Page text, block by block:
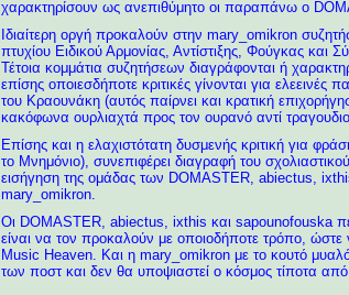
χαρακτηρίσουν ως ανεπιθύμητο οι παραπάνω o
Ιδιαίτερη οργή προκαλούν στην mary_omikron
πτυχίου Ειδικού Αρμονίας, Αντίστιξης, Φούγκας
Τέτοια κομμάτια συζητήσεων διαγράφονται ή
επίσης οποιεσδήποτε κριτικές γίνονται για
του Κραουνάκη (αυτός παίρνει και κρατική
κακόφωνα ουρλιαχτά προς τον ουρανό αντί
Επίσης και η ελαχιστότατη δυσμενής κριτική για
το Μνημόνιο), συνεπιφέρει διαγραφή του
εισήγηση της ομάδας των DOMASTER, abiectus,
mary_omikron.
Οι DOMASTER, abiectus, ixthis και sapounofouska
είναι να τον προκαλούν με οποιοδήποτε τρόπο,
Music Heaven. Και η mary_omikron με το κουτό μυαλό
των ποστ και δεν θα υποψιαστεί ο κόσμος τίποτα από